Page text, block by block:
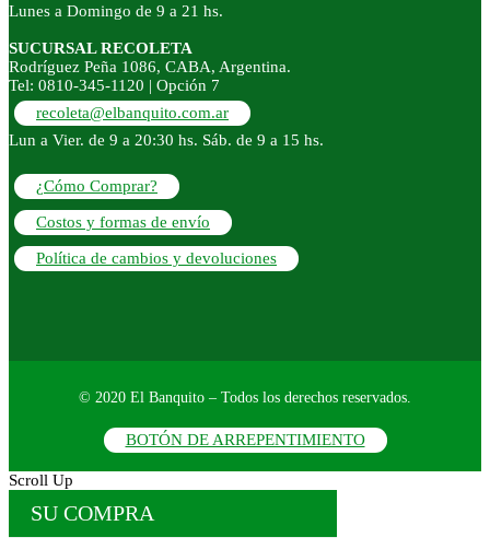
Lunes a Domingo de 9 a 21 hs.
SUCURSAL RECOLETA
Rodríguez Peña 1086, CABA, Argentina.
Tel: 0810-345-1120 | Opción 7
recoleta@elbanquito.com.ar
Lun a Vier. de 9 a 20:30 hs. Sáb. de 9 a 15 hs.
¿Cómo Comprar?
Costos y formas de envío
Política de cambios y devoluciones
© 2020 El Banquito – Todos los derechos reservados.
BOTÓN DE ARREPENTIMIENTO
Scroll Up
SU COMPRA